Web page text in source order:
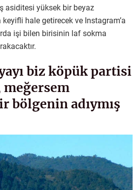
asiditesi yüksek bir beyaz
hale getirecek ve Instagram’a
işi bilen birisinin laf sokma
biz köpük partisi
meğersem
bölgenin adıymış